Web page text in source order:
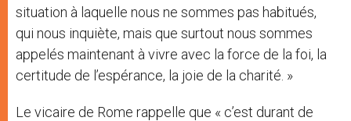
situation à laquelle nous ne sommes pas habitués,
qui nous inquiète, mais que surtout nous sommes
appelés maintenant à vivre avec la force de la foi, la
certitude de l’espérance, la joie de la charité. »
Le vicaire de Rome rappelle que « c’est durant de